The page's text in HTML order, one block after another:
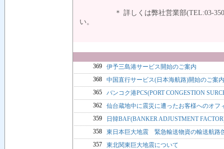
＊ 詳しくは弊社営業部(TEL:03-3500-
369
伊予三島港サービス開始のご案内
368
中国直行サービス(日本海航路)開始のご案内
365
バンコク港PCS(PORT CONGESTION
362
仙台蔵地中に震災に遭ったお客様へのオフ
359
日韓BAF(BANKER ADJUSTMENT
358
東日本巨大地震 緊急輸送物資の輸送航路
357
東北関東巨大地震について